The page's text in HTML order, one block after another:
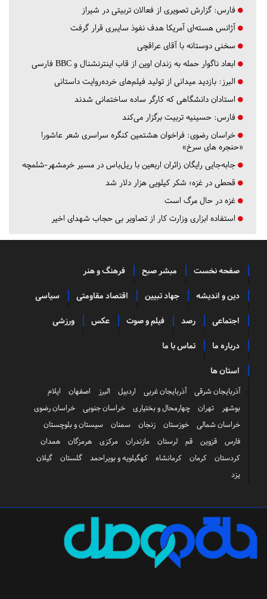
فارس: گزارش تصویری از فعالان تربیتی در شیراز
آژانس هسته‌ای آمریکا هدف نفوذ سایبری قرار گرفت
سخنی دوستانه با آقای عراقچی
ابعاد ناگوار حمله به زندان اوین از قاب اینترنشنال و BBC فارسی
البرز: بازدید میدانی از تولید فیلم‌های خرده‌روایت داستانی
استادان دانشگاهی که کارگر ساده ساختمانی شدند
فارس: حسینیه تربیت برگزار می‌کند
خراسان رضوی: فراخوان هشتمین کنگره سراسری شعر عاشورا
«حنجره های سرخ»
جابه‌جایی رایگان زائران اربعین با ریل‌باس در مسیر خرمشهر-شلمچه
قحطی در غزه؛ شکر کیلویی هزار دلار شد
غزه در حال مرگ است
استفاده ابزاری وزارت کار از تصاویر بی حجاب شهدای اخیر
صفحه نخست مبشر صبح فرهنگ و هنر
دین و اندیشه جهاد تبیین اقتصاد مقاومتی سیاسی
اجتماعی رصد فیلم و صوت عکس ورزشی
درباره ما تماس با ما
استان ها
آذربایجان شرقی آذربایجان غربی اردبیل البرز اصفهان
ایلام
بوشهر
تهران چهارمحال و بختیاری خراسان جنوبی
خراسان رضوی
خراسان شمالی
خوزستان زنجان سمنان
سیستان و بلوچستان
فارس
قزوین قم لرستان مازندران مرکزی هرمزگان
همدان
کردستان
کرمان کرمانشاه کهگیلویه و بویراحمد گلستان
گیلان
یزد